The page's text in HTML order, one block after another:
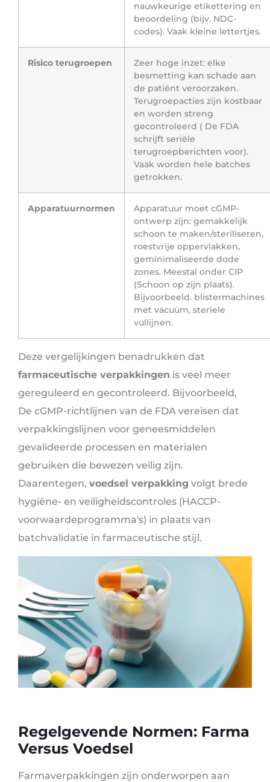
nauwkeurige etikettering en
beoordeling (bijv. NDC-
codes). Vaak kleine lettertjes.
Risico terugroepen
Zeer hoge inzet: elke
besmetting kan schade aan
de patiënt veroorzaken.
Terugroepacties zijn kostbaar
en worden streng
gecontroleerd ( De FDA
schrijft seriële
terugroepberichten voor).
Vaak worden hele batches
getrokken.
Apparatuurnormen
Apparatuur moet cGMP-
ontwerp zijn: gemakkelijk
schoon te maken/steriliseren,
roestvrije oppervlakken,
geminimaliseerde dode
zones. Meestal onder CIP
(Schoon op zijn plaats).
Bijvoorbeeld. blistermachines
met vacuüm, steriele
vullijnen.
Deze vergelijkingen benadrukken dat
farmaceutische verpakkingen is veel meer
gereguleerd en gecontroleerd. Bijvoorbeeld,
De cGMP-richtlijnen van de FDA vereisen dat
verpakkingslijnen voor geneesmiddelen
gevalideerde processen en materialen
gebruiken die bewezen veilig zijn.
Daarentegen, voedsel verpakking volgt brede
hygiëne- en veiligheidscontroles (HACCP-
voorwaardeprogramma's) in plaats van
batchvalidatie in farmaceutische stijl.
Regelgevende Normen: Farma
Versus Voedsel
Farmaverpakkingen zijn onderworpen aan